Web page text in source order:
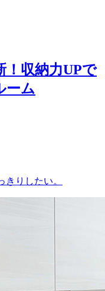
！収納力UPで
ーム
りしたい。